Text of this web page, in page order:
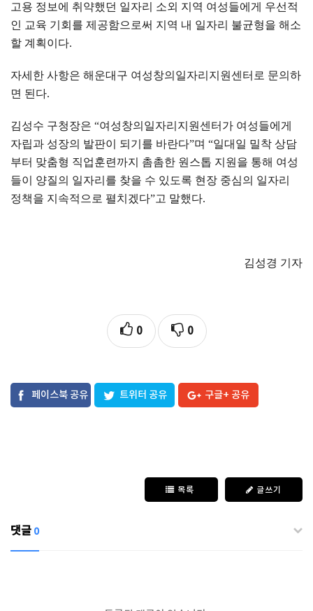
고용 정보에 취약했던 일자리 소외 지역 여성들에게 우선적
인 교육 기회를 제공함으로써 지역 내 일자리 불균형을 해소
할 계획이다.
자세한 사항은 해운대구 여성창의일자리지원센터로 문의하
면 된다.
김성수 구청장은 “여성창의일자리지원센터가 여성들에게
자립과 성장의 발판이 되기를 바란다”며 “일대일 밀착 상담
부터 맞춤형 직업훈련까지 촘촘한 원스톱 지원을 통해 여성
들이 양질의 일자리를 찾을 수 있도록 현장 중심의 일자리
정책을 지속적으로 펼치겠다”고 말했다.
김성경 기자
0 0
페이스북 공유 트위터 공유 구글+ 공유
목록 글쓰기
댓글 0